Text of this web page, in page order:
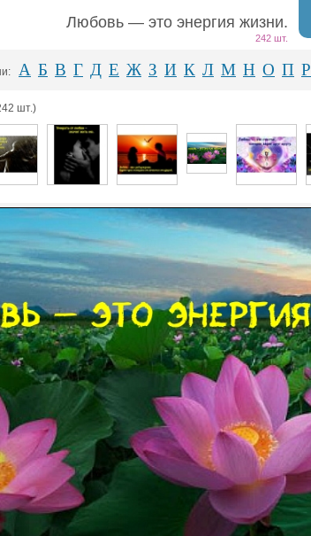
Любовь — это энергия жизни.
242 шт.
А Б В Г Д Е Ж З И К Л М Н О П Р
шт.)